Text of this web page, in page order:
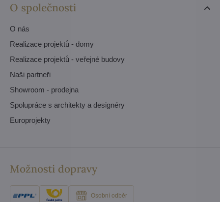
O společnosti
O nás
Realizace projektů - domy
Realizace projektů - veřejné budovy
Naši partneři
Showroom - prodejna
Spolupráce s architekty a designéry
Europrojekty
Možnosti dopravy
Osobní odběr